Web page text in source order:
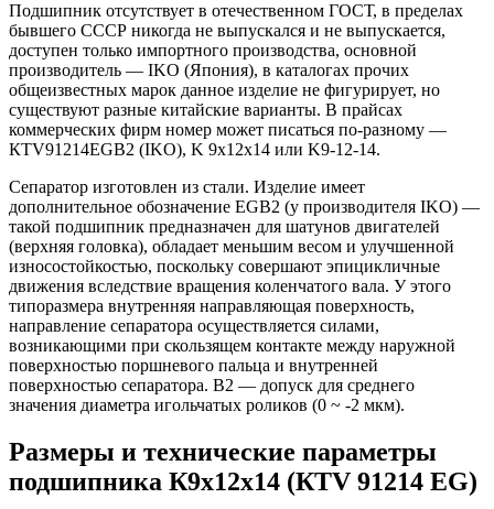
Подшипник отсутствует в отечественном ГОСТ, в пределах
бывшего СССР никогда не выпускался и не выпускается,
доступен только импортного производства, основной
производитель — IKO (Япония), в каталогах прочих
общеизвестных марок данное изделие не фигурирует, но
существуют разные китайские варианты. В прайсах
коммерческих фирм номер может писаться по-разному —
КTV91214EGB2 (IKO), K 9x12x14 или K9-12-14.
Сепаратор изготовлен из стали. Изделие имеет
дополнительное обозначение EGB2 (у производителя IKO) —
такой подшипник предназначен для шатунов двигателей
(верхняя головка), обладает меньшим весом и улучшенной
износостойкостью, поскольку совершают эпицикличные
движения вследствие вращения коленчатого вала. У этого
типоразмера внутренняя направляющая поверхность,
направление сепаратора осуществляется силами,
возникающими при скользящем контакте между наружной
поверхностью поршневого пальца и внутренней
поверхностью сепаратора. B2 — допуск для среднего
значения диаметра игольчатых роликов (0 ~ -2 мкм).
Размеры и технические параметры
подшипника К9х12х14 (КTV 91214 EG)